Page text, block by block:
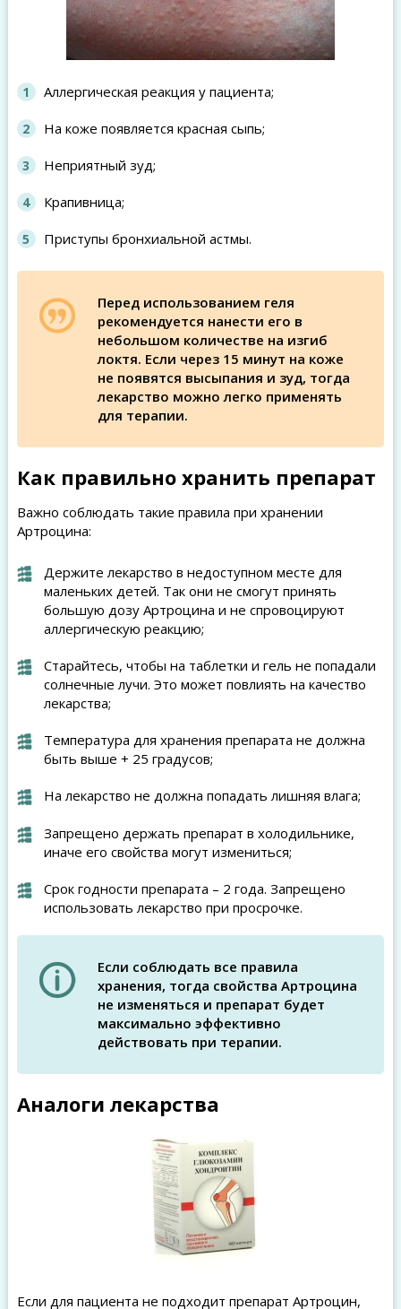
Аллергическая реакция у пациента;
На коже появляется красная сыпь;
Неприятный зуд;
Крапивница;
Приступы бронхиальной астмы.
Перед использованием геля
рекомендуется нанести его в
небольшом количестве на изгиб
локтя. Если через 15 минут на коже
не появятся высыпания и зуд, тогда
лекарство можно легко применять
для терапии.
Как правильно хранить препарат
Важно соблюдать такие правила при хранении
Артроцина:
Держите лекарство в недоступном месте для
маленьких детей. Так они не смогут принять
большую дозу Артроцина и не спровоцируют
аллергическую реакцию;
Старайтесь, чтобы на таблетки и гель не попадали
солнечные лучи. Это может повлиять на качество
лекарства;
Температура для хранения препарата не должна
быть выше + 25 градусов;
На лекарство не должна попадать лишняя влага;
Запрещено держать препарат в холодильнике,
иначе его свойства могут измениться;
Срок годности препарата – 2 года. Запрещено
использовать лекарство при просрочке.
Если соблюдать все правила
хранения, тогда свойства Артроцина
не изменяться и препарат будет
максимально эффективно
действовать при терапии.
Аналоги лекарства
Если для пациента не подходит препарат Артроцин,